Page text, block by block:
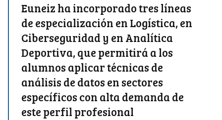
Euneiz ha incorporado tres líneas
de especialización en Logística, en
Ciberseguridad y en Analítica
Deportiva, que permitirá a los
alumnos aplicar técnicas de
análisis de datos en sectores
específicos con alta demanda de
este perfil profesional